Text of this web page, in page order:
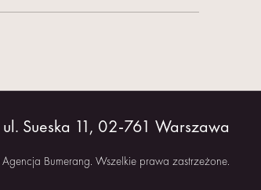
Sueska 11, 02-761 Warszawa
Bumerang. Wszelkie prawa zastrzeżone.